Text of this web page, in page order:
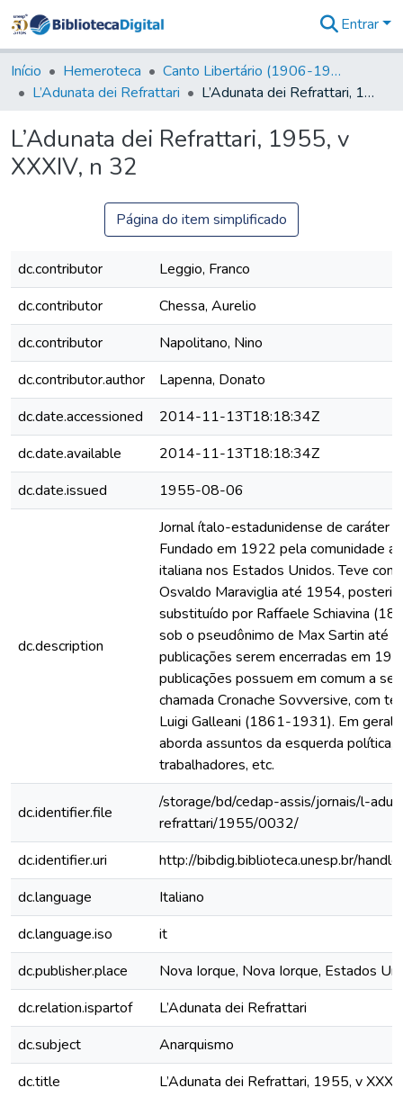
&
Coleções
Tudo na
Digital
Entrar
Início Hemeroteca
Canto Libertário (1906-1995)
L’Adunata dei Refrattari
L’Adunata dei Refrattari, 1955, v XXXIV, n 32
L’Adunata dei Refrattari, 1955, v
XXXIV, n 32
Página do item simplificado
dc.contributor
Leggio, Franco
dc.contributor
Chessa, Aurelio
dc.contributor
Napolitano, Nino
dc.contributor.author
Lapenna, Donato
dc.date.accessioned
2014-11-13T18:18:34Z
dc.date.available
2014-11-13T18:18:34Z
dc.date.issued
1955-08-06
dc.description
Jornal ítalo-estadunidense de caráter
Fundado em 1922 pela comunidade
italiana nos Estados Unidos. Teve
Osvaldo Maraviglia até 1954,
substituído por Raffaele Schiavina
sob o pseudônimo de Max Sartin até
publicações serem encerradas em
publicações possuem em comum a
chamada Cronache Sovversive, com
Luigi Galleani (1861-1931). Em geral,
aborda assuntos da esquerda política,
trabalhadores, etc.
dc.identifier.file
/storage/bd/cedap-assis/jornais/l-
refrattari/1955/0032/
dc.identifier.uri
http://bibdig.biblioteca.unesp.br/
dc.language
Italiano
dc.language.iso
it
dc.publisher.place
Nova Iorque, Nova Iorque, Estados
dc.relation.ispartof
L’Adunata dei Refrattari
dc.subject
Anarquismo
dc.title
L’Adunata dei Refrattari, 1955, v